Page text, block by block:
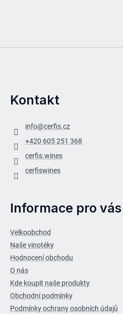
Kontakt
info@cerfis.cz
+420 605 251 368
cerfis.wines
cerfiswines
Informace pro vás
Velkoobchod
Naše vinotéky
Hodnocení obchodu
O nás
Kde koupit naše produkty
Obchodní podmínky
Podmínky ochrany osobních údajů